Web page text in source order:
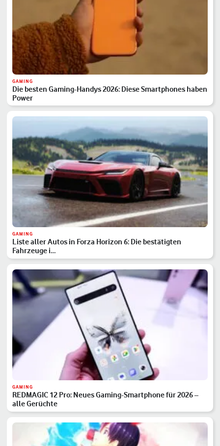
GAMING
Die besten Gaming-Handys 2026: Diese Smartphones haben
Power
GAMING
Liste aller Autos in Forza Horizon 6: Die bestätigten
Fahrzeuge i…
GAMING
REDMAGIC 12 Pro: Neues Gaming-Smartphone für 2026 –
alle Gerüchte